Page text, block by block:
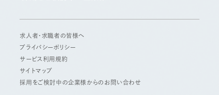
求人者・求職者の皆様へ
プライバシーポリシー
サービス利用規約
サイトマップ
採用をご検討中の企業様からのお問い合わせ